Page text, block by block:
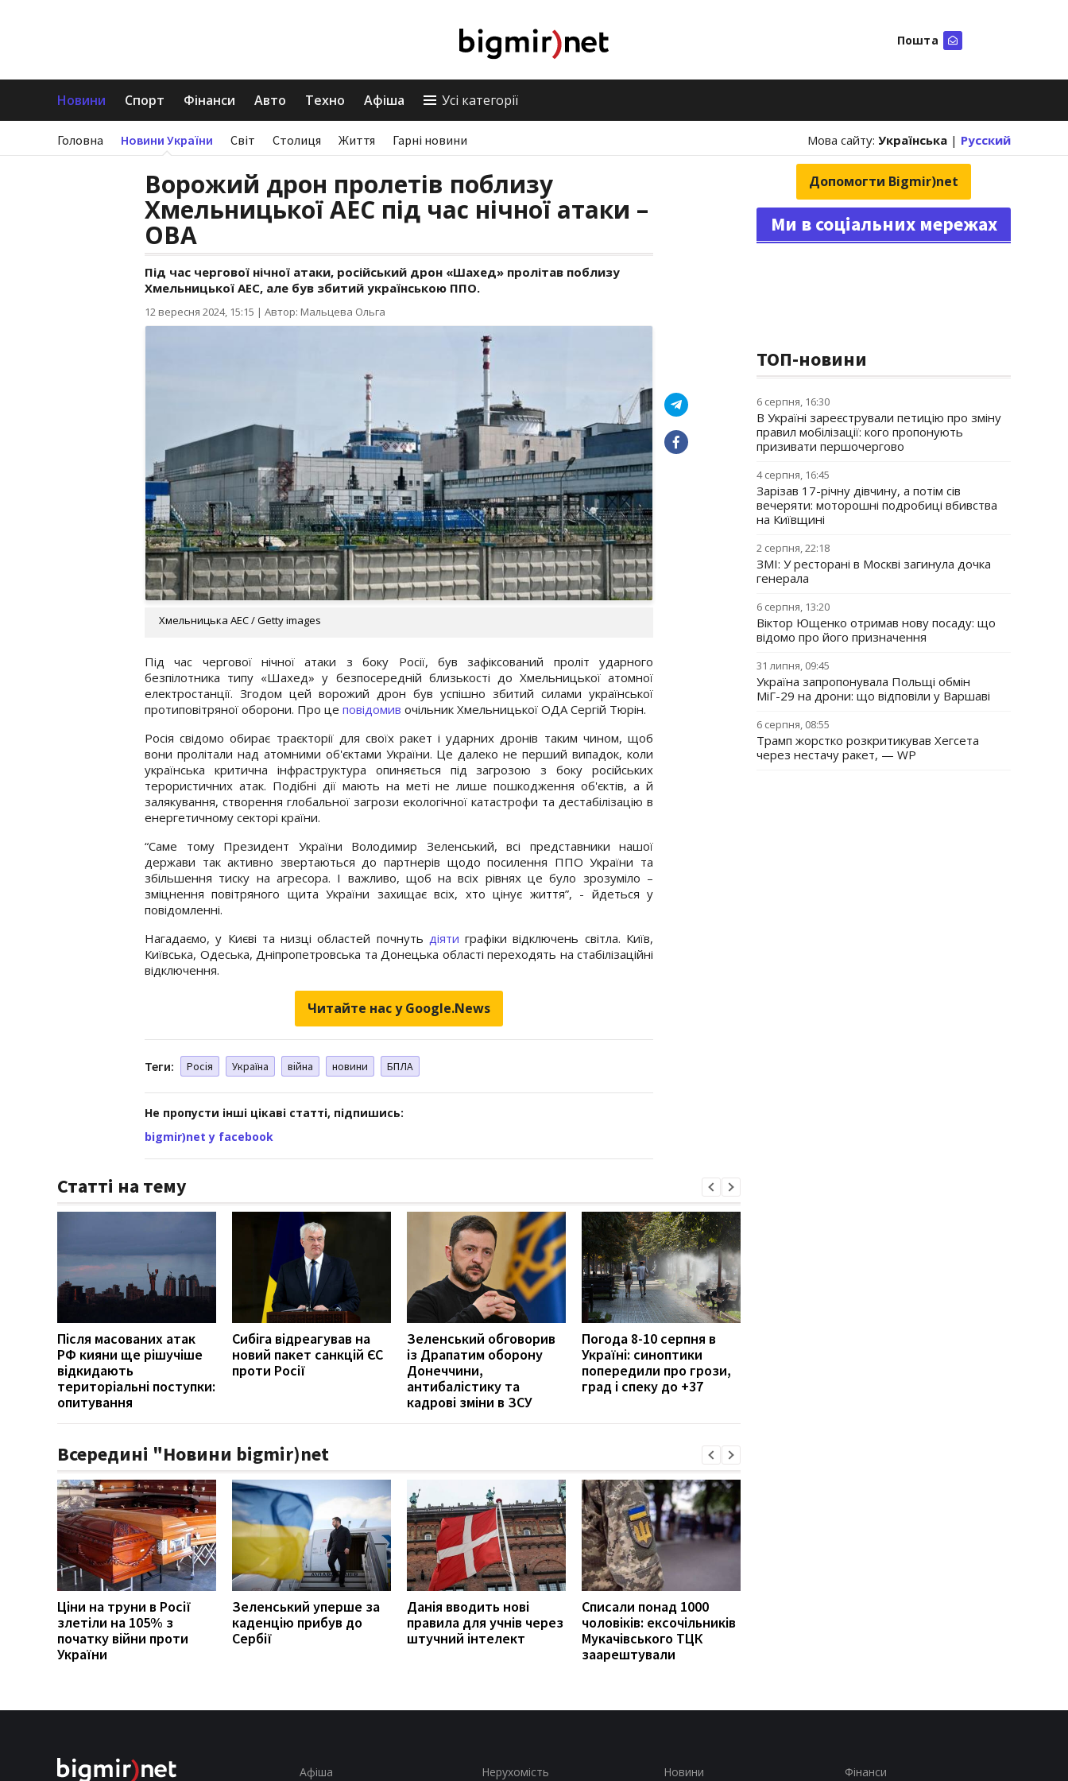
Пошта
Новини Спорт Фінанси Авто Техно Афіша Усі категорії
Головна Новини України Світ Столиця Життя Гарні новини Мова сайту: Українська | Русский
Ворожий дрон пролетів поблизу
Хмельницької АЕС під час нічної атаки –
ОВА
Під час чергової нічної атаки, російський дрон «Шахед» пролітав поблизу
Хмельницької АЕС, але був збитий українською ППО.
12 вересня 2024, 15:15 | Автор: Мальцева Ольга
Хмельницька АЕС / Getty images
Під час чергової нічної атаки з боку Росії, був зафіксований проліт ударного
безпілотника типу «Шахед» у безпосередній близькості до Хмельницької атомної
електростанції. Згодом цей ворожий дрон був успішно збитий силами української
протиповітряної оборони. Про це повідомив очільник Хмельницької ОДА Сергій Тюрін.
Росія свідомо обирає траєкторії для своїх ракет і ударних дронів таким чином, щоб
вони пролітали над атомними об'єктами України. Це далеко не перший випадок, коли
українська критична інфраструктура опиняється під загрозою з боку російських
терористичних атак. Подібні дії мають на меті не лише пошкодження об'єктів, а й
залякування, створення глобальної загрози екологічної катастрофи та дестабілізацію в
енергетичному секторі країни.
“Саме тому Президент України Володимир Зеленський, всі представники нашої
держави так активно звертаються до партнерів щодо посилення ППО України та
збільшення тиску на агресора. І важливо, щоб на всіх рівнях це було зрозуміло –
зміцнення повітряного щита України захищає всіх, хто цінує життя”, - йдеться у
повідомленні.
Нагадаємо, у Києві та низці областей почнуть діяти графіки відключень світла. Київ,
Київська, Одеська, Дніпропетровська та Донецька області переходять на стабілізаційні
відключення.
Читайте нас у Google.News
Теги: Росія Україна війна новини БПЛА
Не пропусти інші цікаві статті, підпишись:
bigmir)net у facebook
Статті на тему
Після масованих атак
РФ кияни ще рішучіше
відкидають
територіальні поступки:
опитування
Сибіга відреагував на
новий пакет санкцій ЄС
проти Росії
Зеленський обговорив
із Драпатим оборону
Донеччини,
антибалістику та
кадрові зміни в ЗСУ
Погода 8-10 серпня в
Україні: синоптики
попередили про грози,
град і спеку до +37
Всередині "Новини bigmir)net
Ціни на труни в Росії
злетіли на 105% з
початку війни проти
України
Зеленський уперше за
каденцію прибув до
Сербії
Данія вводить нові
правила для учнів через
штучний інтелект
Списали понад 1000
чоловіків: ексочільників
Мукачівського ТЦК
заарештували
Допомогти Bigmir)net
Ми в соціальних мережах
ТОП-новини
6 серпня, 16:30
В Україні зареєстрували петицію про зміну
правил мобілізації: кого пропонують
призивати першочергово
4 серпня, 16:45
Зарізав 17-річну дівчину, а потім сів
вечеряти: моторошні подробиці вбивства
на Київщині
2 серпня, 22:18
ЗМІ: У ресторані в Москві загинула дочка
генерала
6 серпня, 13:20
Віктор Ющенко отримав нову посаду: що
відомо про його призначення
31 липня, 09:45
Україна запропонувала Польщі обмін
МіГ-29 на дрони: що відповіли у Варшаві
6 серпня, 08:55
Трамп жорстко розкритикував Хегсета
через нестачу ракет, — WP
Афіша Нерухомість Новини Фінанси